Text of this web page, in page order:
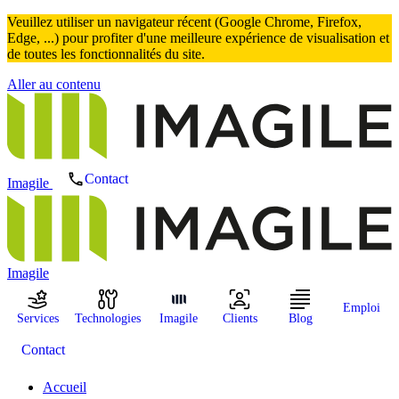
Veuillez utiliser un navigateur récent (Google Chrome, Firefox,
Edge, ...) pour profiter d'une meilleure expérience de visualisation et
de toutes les fonctionnalités du site.
Aller au contenu
Imagile Contact
Imagile
Services Technologies Imagile Clients Blog
Emploi
Contact
Accueil